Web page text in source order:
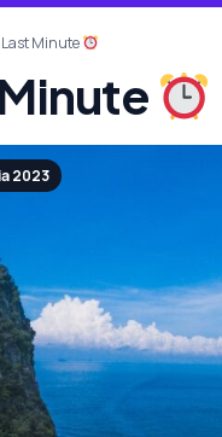
Minute
2023